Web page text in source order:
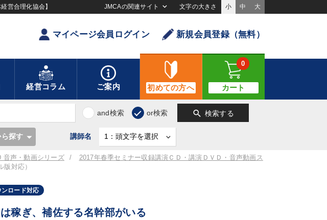
営合理化協会】 JMCAの関連サイト 文字の大きさ 小 中 大
マイページ会員ログイン 新規会員登録（無料）
経営コラム ご案内 初めての方へ カート
0
and検索 or検索 search 検索する
探す 講師名
音声・動画シリーズ
2017年春季セミナー収録講演ＣＤ・講演ＤＶＤ・音声動画ス
版対応）
ンロード対応
は稼ぎ、補佐する名幹部がいる